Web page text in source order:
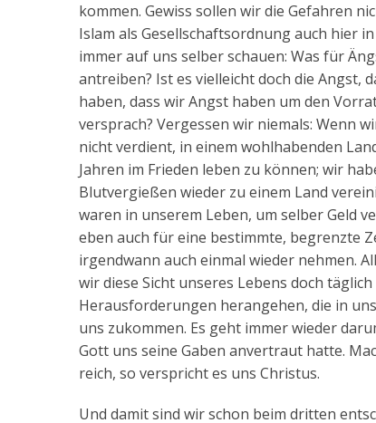
kommen. Gewiss sollen wir die Gefahren
Islam als Gesellschaftsordnung auch hier
immer auf uns selber schauen: Was für
antreiben? Ist es vielleicht doch die Angst,
haben, dass wir Angst haben um den
versprach? Vergessen wir niemals: Wenn
nicht verdient, in einem wohlhabenden
Jahren im Frieden leben zu können; wir
Blutvergießen wieder zu einem Land
waren in unserem Leben, um selber Geld
eben auch für eine bestimmte, begrenzte
irgendwann auch einmal wieder nehmen.
wir diese Sicht unseres Lebens doch
Herausforderungen herangehen, die in
uns zukommen. Es geht immer wieder
Gott uns seine Gaben anvertraut hatte.
reich, so verspricht es uns Christus.
Und damit sind wir schon beim dritten